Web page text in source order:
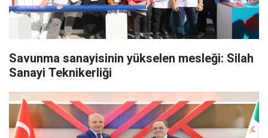
Savunma sanayisinin yükselen mesleği: Silah
Sanayi Teknikerliği